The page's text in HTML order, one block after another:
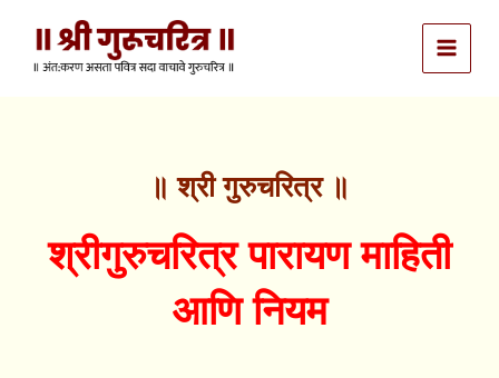
content
॥ श्री गुरुचरित्र ॥
श्रीगुरुचरित्र पारायण माहिती
आणि नियम